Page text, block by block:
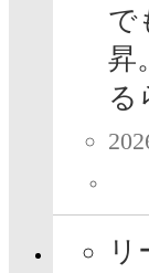
で
昇
る